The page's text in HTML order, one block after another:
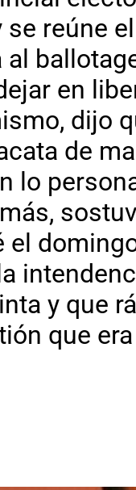
reúne
en
dijo
de
lo
el
y que
que